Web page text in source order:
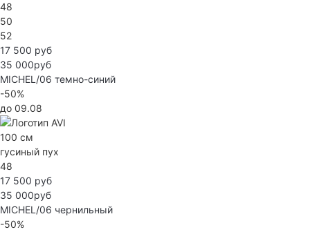
48
50
52
17 500 руб
35 000руб
MICHEL/06 темно-синий
-50%
до 09.08
100 см
гусиный пух
48
17 500 руб
35 000руб
MICHEL/06 чернильный
-50%